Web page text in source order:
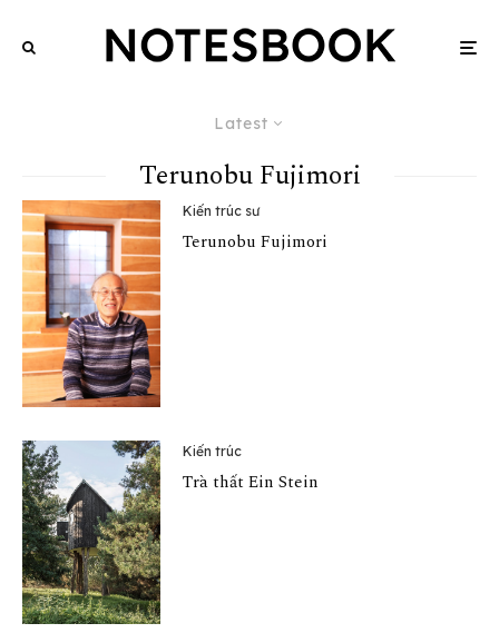
Latest
Terunobu Fujimori
Kiến trúc sư
Terunobu Fujimori
Kiến trúc
Trà thất Ein Stein